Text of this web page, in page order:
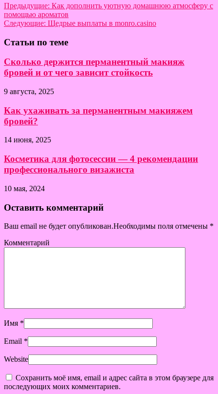
Предыдущие: Как дополнить уютную домашнюю атмосферу с
помощью ароматов
Следующие: Щедрые выплаты в monro.casino
Статьи по теме
Сколько держится перманентный макияж
бровей и от чего зависит стойкость
9 августа, 2025
Как ухаживать за перманентным макияжем
бровей?
14 июня, 2025
Косметика для фотосессии — 4 рекомендации
профессионального визажиста
10 мая, 2024
Оставить комментарий
Ваш email не будет опубликован.Необходимы поля отмечены *
Комментарий
Имя *
Email *
Website
Сохранить моё имя, email и адрес сайта в этом браузере для
последующих моих комментариев.